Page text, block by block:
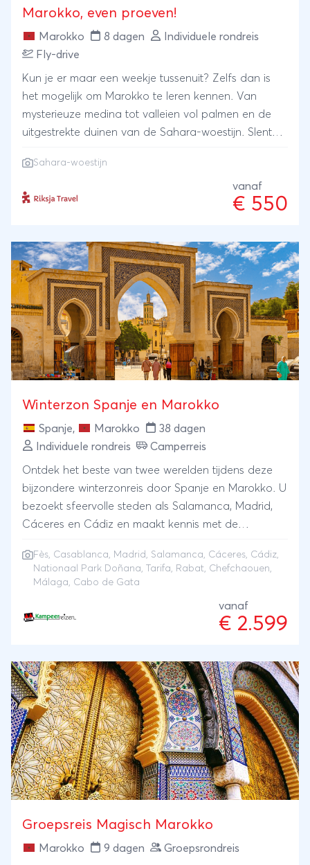
Marokko, even proeven!
Marokko 8 dagen
Individuele rondreis
Fly-drive
Kun je er maar een weekje tussenuit? Zelfs dan is
het mogelijk om Marokko te leren kennen. Van
mysterieuze medina tot valleien vol palmen en de
uitgestrekte duinen van de Sahara-woestijn. Slenter
gekleurde kruidentorens en verse dadels. Met de
huurauto rijd je over het ruige Atlasgebergte met zijn
besneeuwde toppen naar kilometerslange groene
kameel naar je tentenkamp voor een overnachting
in de Sahara.
Sahara-woestijn
vanaf
€ 550
Winterzon Spanje en Marokko
Spanje, Marokko
38 dagen
Individuele rondreis
Camperreis
Ontdek het beste van twee werelden tijdens deze
bijzondere winterzonreis door Spanje en Marokko. U
bezoekt sfeervolle steden als Salamanca, Madrid,
Cáceres en Cádiz en maakt kennis met de
en de kustgebieden rond Tarifa en Gibraltar. In
Marokko ontdekt u koningssteden als Rabat,
Chefchaouen en ervaart u de kleurrijke cultuur en
gastvrijheid van het land. Op de terugweg geniet u
meer Málaga en het ruige natuurgebied Cabo de
Gata. Een afwisselende reis vol cultuur, natuur,
historie en winterse zon.
Fès, Casablanca, Madrid , Salamanca, Cáceres, Cádiz,
Nationaal Park Doñana, Tarifa, Rabat, Chefchaouen,
Málaga, Cabo de Gata
vanaf
€ 2.599
Groepsreis Magisch Marokko
Marokko 9 dagen Groepsrondreis